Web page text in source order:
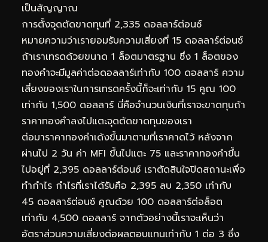
เป็นสัญญาณ
การตั้งจุดตัดขาดทุนที่ 2,335 ดอลลาร์ต่อนซ์
หมายความว่าเรายอมรับความเสี่ยงที่ 15 ดอลลาร์ต่อนซ์
ถ้าเราเทรดด้วยขนาด 1 ล็อตมาตรฐาน ซึ่ง 1 ล็อตของ
ทองคำจะมีมูลค่าต่อดอลลาร์เท่ากับ 100 ดอลลาร์ ความ
เสี่ยงของเราในการเทรดครั้งนี้ก็จะเท่ากับ 15 คูณ 100
เท่ากับ 1,500 ดอลลาร์ นี่คือจำนวนเงินที่เราจะขาดทุนถ้า
ราคาทองคำลงไปแตะจุดตัดขาดทุนของเรา
ต่อมาราคาทองคำเด้งขึ้นมาตามที่เราคาดไว้ หลังจาก
ผ่านไป 2 วัน ค่า MFI ขึ้นไปแตะ 75 และราคาทองคำขึ้น
ไปอยู่ที่ 2,395 ดอลลาร์ต่อนซ์ เราตัดสินใจปิดสถานะเพื่อ
ทำกำไร กำไรที่เราได้รับคือ 2,395 ลบ 2,350 เท่ากับ
45 ดอลลาร์ต่อนซ์ คูณด้วย 100 ดอลลาร์ต่อล็อต
เท่ากับ 4,500 ดอลลาร์ จากตัวอย่างนี้เราจะเห็นว่า
อัตราส่วนความเสี่ยงต่อผลตอบแทนเท่ากับ 1 ต่อ 3 ซึ่ง